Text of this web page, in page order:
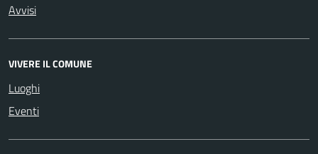
Avvisi
VIVERE IL COMUNE
Luoghi
Eventi